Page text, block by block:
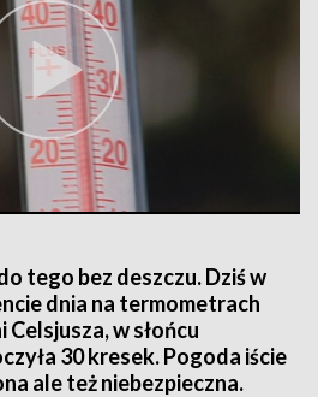
tego bez deszczu. Dziś w
dnia na termometrach
Celsjusza, w słońcu
30 kresek. Pogoda iście
ale też niebezpieczna.